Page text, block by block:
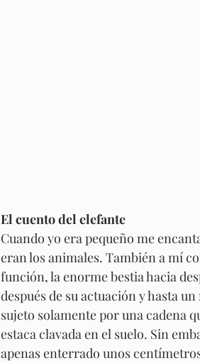
El cuento del elefante
Cuando yo era pequeño me
eran los animales. También a mí
función, la enorme bestia hacia
después de su actuación y hasta
sujeto solamente por una cadena
estaca clavada en el suelo. Sin
apenas enterrado unos